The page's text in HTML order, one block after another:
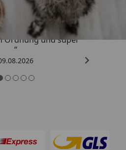
4,73/ 5
Ordnung und super
“